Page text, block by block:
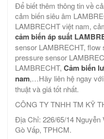
Để biết thêm thông tin về
cảm biến siêu âm
LAMBRECHT việt nam,
cảm biến áp suất
sensor LAMBRECHT, flow
pressure sensor
LAMBRECHT, Cảm biến
nam,…Hãy liên hệ ngay
thuật và giá tốt nhất.
CÔNG TY TNHH TM KỸ
Địa Chỉ: 226/65/14
Gò Vấp, TPHCM.